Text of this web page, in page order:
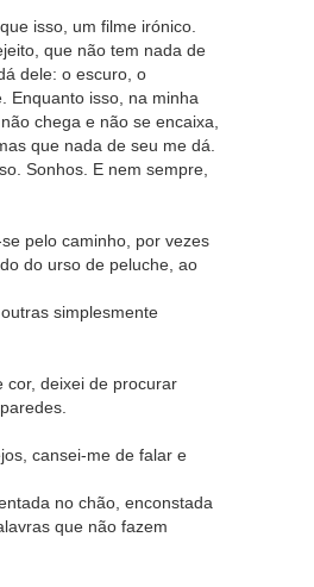
isso, um filme irónico.
que não tem nada de
dele: o escuro, o
Enquanto isso, na minha
chega e não se encaixa,
que nada de seu me dá.
Sonhos. E nem sempre,
pelo caminho, por vezes
do urso de peluche, ao
simplesmente
cor, deixei de procurar
cansei-me de falar e
no chão, enconstada
que não fazem